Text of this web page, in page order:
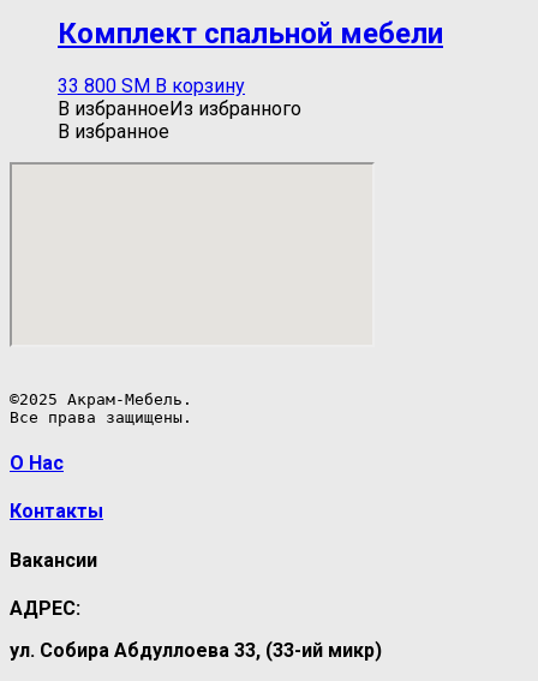
Комплект спальной мебели
33 800 ЅМ В корзину
В избранноеИз избранного
В избранное
©2025 Акрам-Мебель.
Все права защищены.
О Нас
Контакты
Вакансии
АДРЕС:
ул. Собира Абдуллоева 33, (33-ий микр)